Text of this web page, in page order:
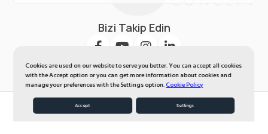
Cookies are used on our website to serve you better. You can accept all cookies
with the Accept option or you can get more information about cookies and
manage your preferences with the Settings option.Cookie Policy
Accept Settings
Bizi Takip Edin
Homepage My Favorites Member Log In